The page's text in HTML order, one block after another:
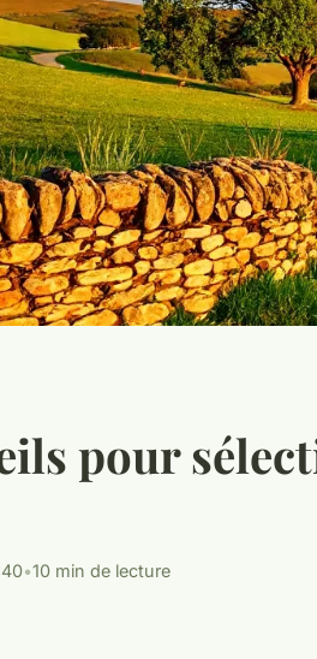
pour
•10 min de lecture